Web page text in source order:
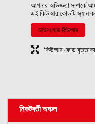
আপনার অভিজ্ঞতা সম্পর্কে
এই কিউআর কোডটি স্ক্যান
ডাউনলোড কিউআর
কিউআর কোড
নিকটবর্তী অঞ্চল